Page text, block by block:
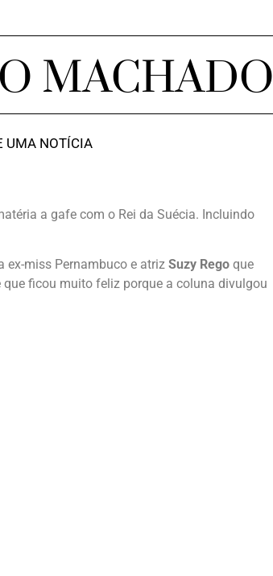
MACHADO
UMA NOTÍCIA
a gafe com o Rei da Suécia. Incluindo
ex-miss Pernambuco e atriz Suzy Rego que
ficou muito feliz porque a coluna divulgou